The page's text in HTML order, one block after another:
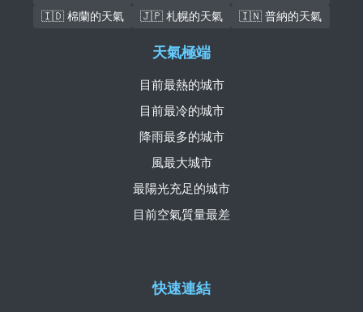
🇮🇩 棉蘭的天氣
🇯🇵 札幌的天氣 🇮🇳 普納的天氣
快速連結
天氣極端
目前最熱的城市
目前最冷的城市
降雨最多的城市
風最大城市
最陽光充足的城市
目前空氣質量最差